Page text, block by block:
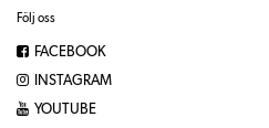
Följ oss
FACEBOOK
INSTAGRAM
YOUTUBE